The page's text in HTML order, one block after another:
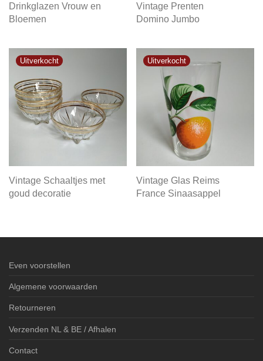
Drinkglazen Vrouw en
Bloemen
Vintage Prenten
Domino Jumbo
Vintage Schaaltjes met
goud decoratie
Vintage Glas Reims
France Sinaasappel
Even voorstellen
Algemene voorwaarden
Retourneren
Verzenden NL & BE / Afhalen
Contact